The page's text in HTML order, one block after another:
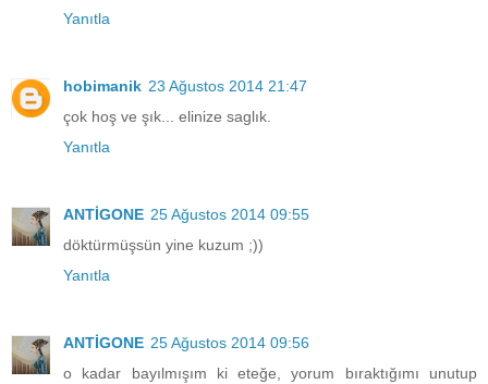
Yanıtla
hobimanik 23 Ağustos 2014 21:47
çok hoş ve şık... elinize saglık.
Yanıtla
ANTİGONE 25 Ağustos 2014 09:55
döktürmüşsün yine kuzum ;))
Yanıtla
ANTİGONE 25 Ağustos 2014 09:56
o kadar bayılmışım ki eteğe, yorum bıraktığımı unutup